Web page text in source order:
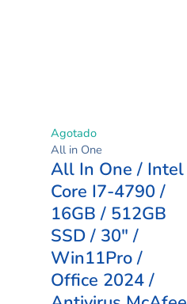
Agotado
All in One
All In One / Intel
Core I7-4790 /
16GB / 512GB
SSD / 30″ /
Win11Pro /
Office 2024 /